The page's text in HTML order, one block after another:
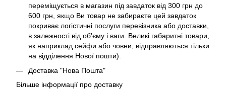
переміщується в магазин під завдаток від 300 грн до
600 грн, якщо Ви товар не забираєте цей завдаток
покриває логістичні послуги перевізника або доставки,
в залежності від об'єму і ваги. Великі габаритні товари,
як наприклад сейфи або човни, відправляються тільки
на відділення Нової пошти).
Доставка "Нова Пошта"
Більше інформації про доставку